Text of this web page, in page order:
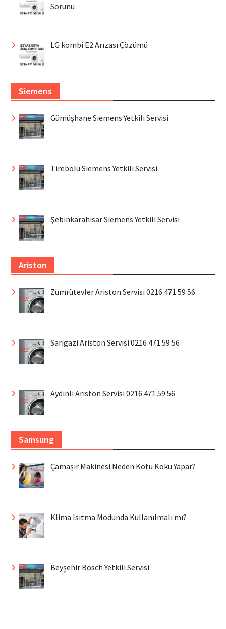
Sorunu
LG kombi E2 Arızası Çözümü
Siemens
Gümüşhane Siemens Yetkili Servisi
Tirebolu Siemens Yetkili Servisi
Şebinkarahisar Siemens Yetkili Servisi
Ariston
Zümrütevler Ariston Servisi 0216 471 59 56
Sarıgazi Ariston Servisi 0216 471 59 56
Aydınlı Ariston Servisi 0216 471 59 56
Samsung
Çamaşır Makinesi Neden Kötü Koku Yapar?
Klima Isıtma Modunda Kullanılmalı mı?
Beyşehir Bosch Yetkili Servisi